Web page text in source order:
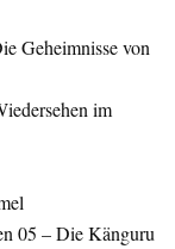
Geheimnisse von
im
05 – Die Känguru